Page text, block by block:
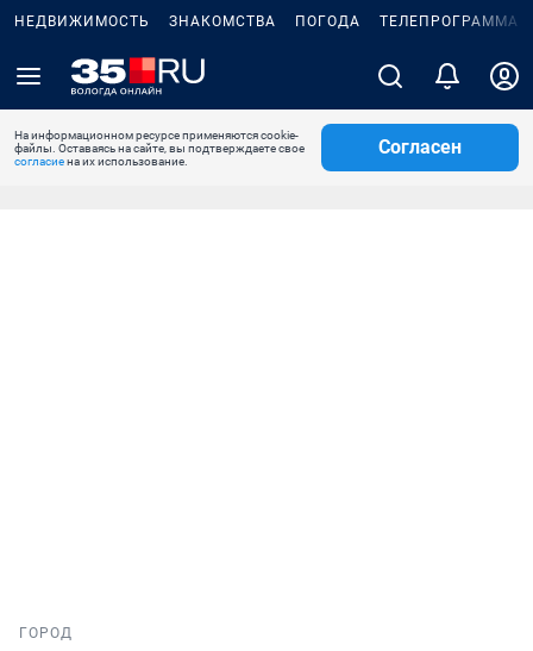
НЕДВИЖИМОСТЬ ЗНАКОМСТВА ПОГОДА ТЕЛЕПРОГРАММА
На информационном ресурсе применяются cookie-
файлы. Оставаясь на сайте, вы подтверждаете свое
согласиена их использование.
Согласен
ГОРОД